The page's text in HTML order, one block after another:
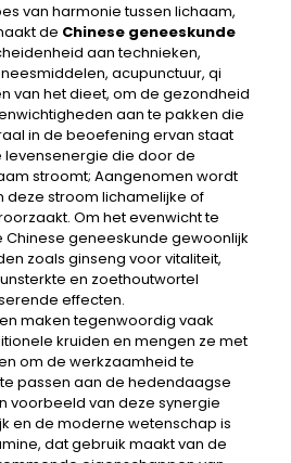
van harmonie tussen lichaam,
de Chinese geneeskunde
aan technieken,
acupunctuur, qi
van het dieet, om de gezondheid
aan te pakken die
in de beoefening ervan staat
levensenergie die door de
stroomt; Aangenomen wordt
deze stroom lichamelijke of
Om het evenwicht te
Chinese geneeskunde gewoonlijk
zoals ginseng voor vitaliteit,
en zoethoutwortel
effecten.
maken tegenwoordig vaak
kruiden en mengen ze met
om de werkzaamheid te
passen aan de hedendaagse
voorbeeld van deze synergie
en de moderne wetenschap is
dat gebruik maakt van de